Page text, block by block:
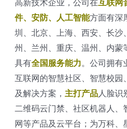
高新技术企业，公司在互联网
件、安防、人工智能方面有深
圳、北京、上海、西安、长沙
州、兰州、重庆、温州、内蒙
具有全国服务能力。公司拥有
互联网的智慧社区、智慧校园
及解决方案， 主打产品 人脸识
二维码云门禁、社区机器人、
网等产品及云平台；为万科、